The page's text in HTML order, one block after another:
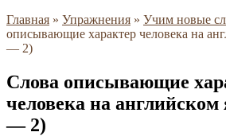
Главная » Упражнения » Учим новые
описывающие характер человека на
— 2)
Слова описывающие
человека на
— 2)